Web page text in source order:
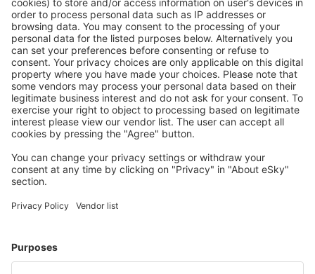
Rezervare fără griji cu opțiune gratuită de anulare.
Economiseşte mai mult
Prețuri atractive și oferte speciale pentru utilizatorii
conectați.
Cazarea preferată
Alege din peste 1,3 mil. de opţiuni: hoteluri, cabane,
Cele mai căutate hoteluri de către utilizatorii eSky
Hoteluri în Nisa